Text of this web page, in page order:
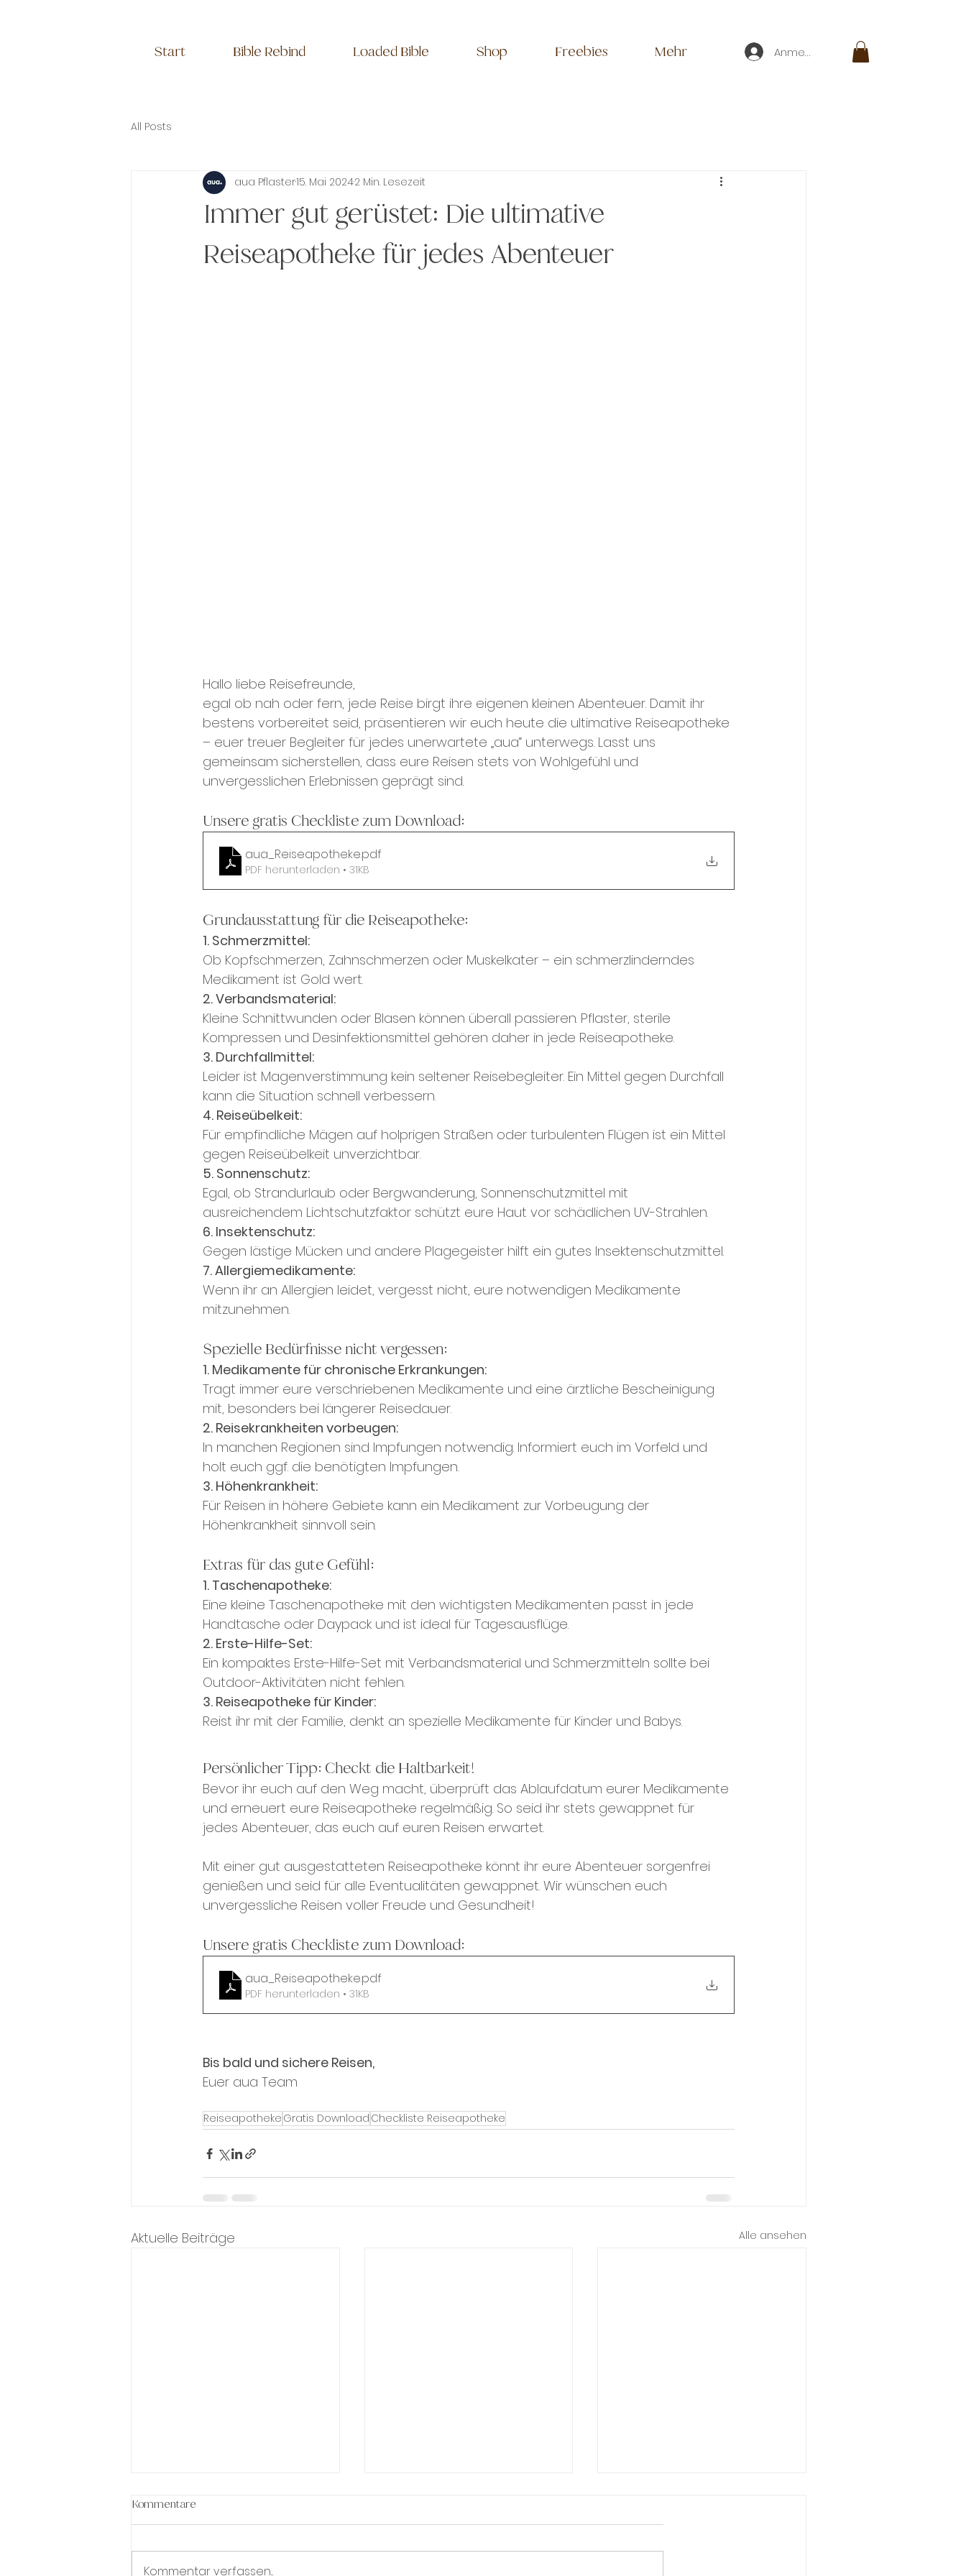
Start Bible Rebind Loaded Bible Shop Freebies Mehr Anmelden
All Posts
Immer gut gerüstet: Die ultimative
Reiseapotheke für jedes Abenteuer
aua Pflaster15. Mai 20242 Min. Lesezeit
Hallo liebe Reisefreunde,
egal ob nah oder fern, jede Reise birgt ihre eigenen kleinen Abenteuer. Damit ihr
bestens vorbereitet seid, präsentieren wir euch heute die ultimative Reiseapotheke
– euer treuer Begleiter für jedes unerwartete „aua“ unterwegs. Lasst uns
gemeinsam sicherstellen, dass eure Reisen stets von Wohlgefühl und
unvergesslichen Erlebnissen geprägt sind.
Unsere gratis Checkliste zum Download:
aua_Reiseapotheke.pdf
PDF herunterladen • 31KB
Grundausstattung für die Reiseapotheke:
1. Schmerzmittel:
Ob Kopfschmerzen, Zahnschmerzen oder Muskelkater – ein schmerzlinderndes
Medikament ist Gold wert.
2. Verbandsmaterial:
Kleine Schnittwunden oder Blasen können überall passieren. Pflaster, sterile
Kompressen und Desinfektionsmittel gehören daher in jede Reiseapotheke.
3. Durchfallmittel:
Leider ist Magenverstimmung kein seltener Reisebegleiter. Ein Mittel gegen Durchfall
kann die Situation schnell verbessern.
4. Reiseübelkeit:
Für empfindliche Mägen auf holprigen Straßen oder turbulenten Flügen ist ein Mittel
gegen Reiseübelkeit unverzichtbar.
5. Sonnenschutz:
Egal, ob Strandurlaub oder Bergwanderung, Sonnenschutzmittel mit
ausreichendem Lichtschutzfaktor schützt eure Haut vor schädlichen UV-Strahlen.
6. Insektenschutz:
Gegen lästige Mücken und andere Plagegeister hilft ein gutes Insektenschutzmittel.
7. Allergiemedikamente:
Wenn ihr an Allergien leidet, vergesst nicht, eure notwendigen Medikamente
mitzunehmen.
Spezielle Bedürfnisse nicht vergessen:
1. Medikamente für chronische Erkrankungen:
Tragt immer eure verschriebenen Medikamente und eine ärztliche Bescheinigung
mit, besonders bei längerer Reisedauer.
2. Reisekrankheiten vorbeugen:
In manchen Regionen sind Impfungen notwendig. Informiert euch im Vorfeld und
holt euch ggf. die benötigten Impfungen.
3. Höhenkrankheit:
Für Reisen in höhere Gebiete kann ein Medikament zur Vorbeugung der
Höhenkrankheit sinnvoll sein.
Extras für das gute Gefühl:
1. Taschenapotheke:
Eine kleine Taschenapotheke mit den wichtigsten Medikamenten passt in jede
Handtasche oder Daypack und ist ideal für Tagesausflüge.
2. Erste-Hilfe-Set:
Ein kompaktes Erste-Hilfe-Set mit Verbandsmaterial und Schmerzmitteln sollte bei
Outdoor-Aktivitäten nicht fehlen.
3. Reiseapotheke für Kinder:
Reist ihr mit der Familie, denkt an spezielle Medikamente für Kinder und Babys.
Persönlicher Tipp: Checkt die Haltbarkeit!
Bevor ihr euch auf den Weg macht, überprüft das Ablaufdatum eurer Medikamente
und erneuert eure Reiseapotheke regelmäßig. So seid ihr stets gewappnet für
jedes Abenteuer, das euch auf euren Reisen erwartet.
Mit einer gut ausgestatteten Reiseapotheke könnt ihr eure Abenteuer sorgenfrei
genießen und seid für alle Eventualitäten gewappnet. Wir wünschen euch
unvergessliche Reisen voller Freude und Gesundheit!
Unsere gratis Checkliste zum Download:
aua_Reiseapotheke.pdf
PDF herunterladen • 31KB
Bis bald und sichere Reisen,
Euer aua Team
Reiseapotheke Gratis Download Checkliste Reiseapotheke
Aktuelle Beiträge Alle ansehen
Kommentare
Kommentar verfassen...